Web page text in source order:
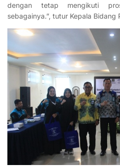
dengan tetap mengikuti
sebagainya.”, tutur Kepala